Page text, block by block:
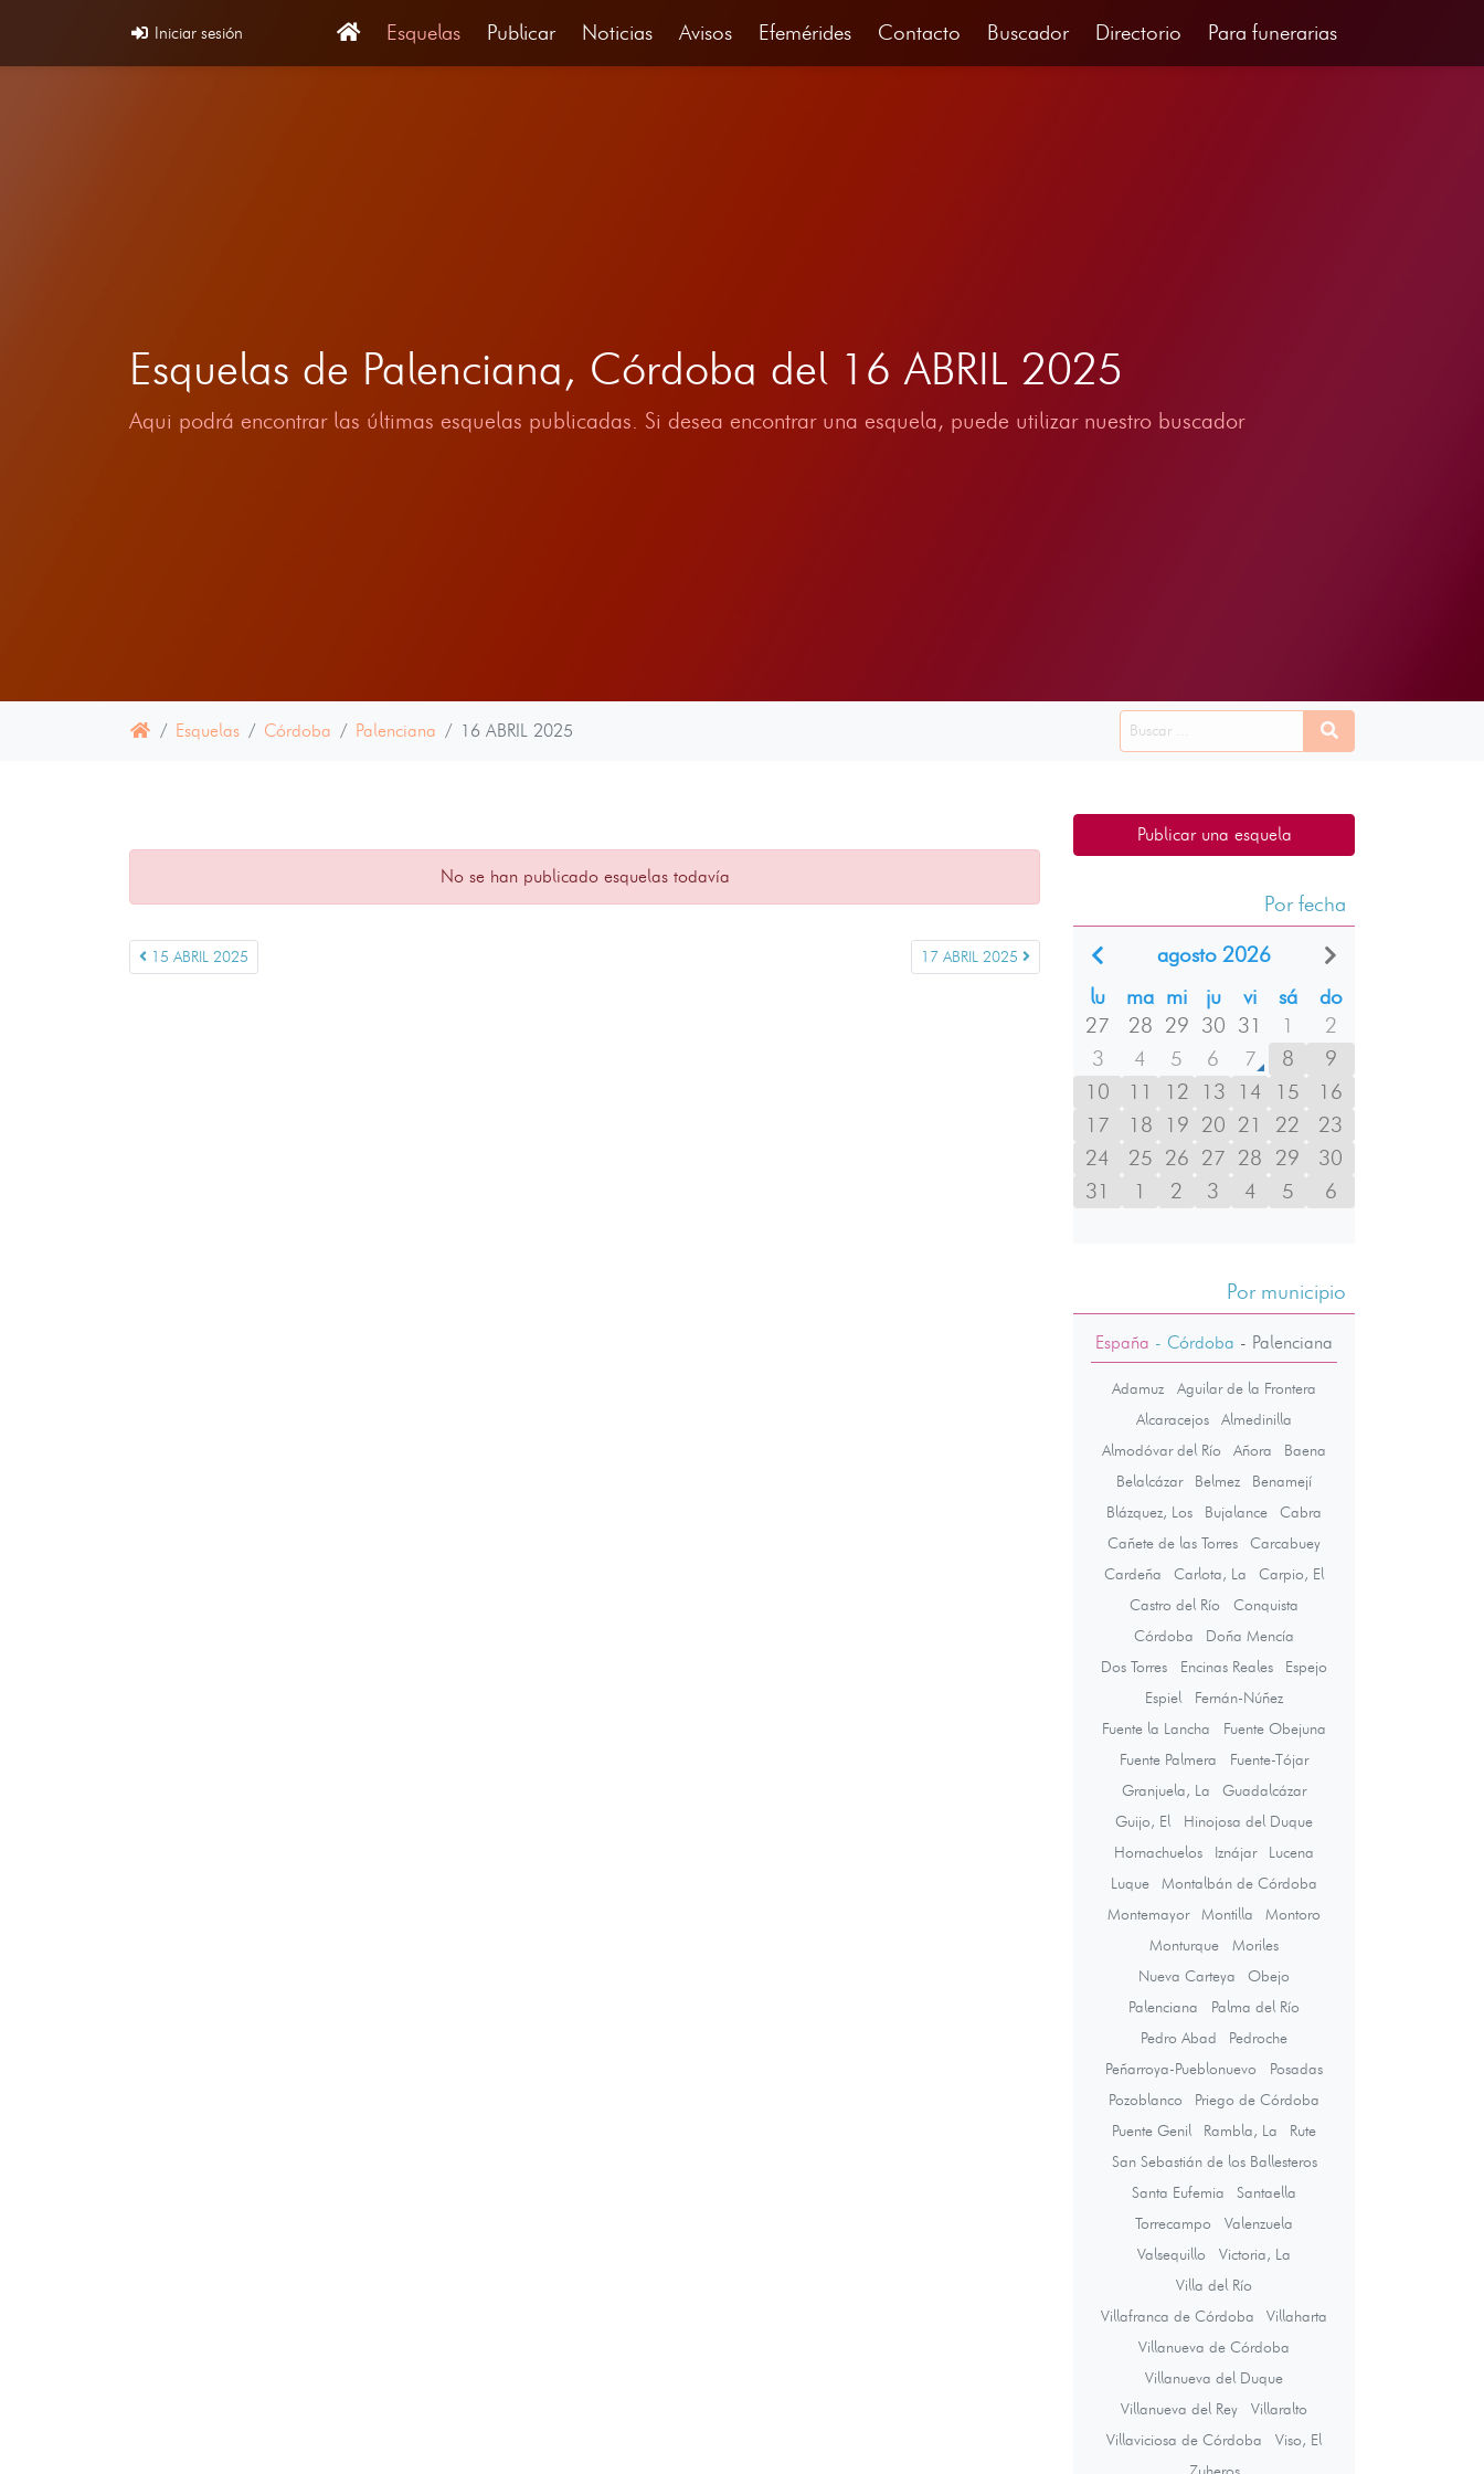
Iniciar sesión Esquelas Publicar Noticias Avisos Efemérides Contacto Buscador Directorio Para funerarias
Esquelas de Palenciana, Córdoba del 16 ABRIL 2025
Aqui podrá encontrar las últimas esquelas publicadas. Si desea encontrar una esquela, puede utilizar nuestro buscador
Esquelas Córdoba Palenciana 16 ABRIL 2025
No se han publicado esquelas todavía
15 ABRIL 2025 17 ABRIL 2025
Publicar una esquela
Por fecha
agosto 2026
lu
ma mi ju vi sá
do
27
28 29 30 31 1
2
3
4 5 6 7 8
9
10
11 12 13 14 15
16
17
18 19 20 21 22
23
24
25 26 27 28 29
30
31
1 2 3 4 5 6
Por municipio
España - Córdoba - Palenciana
Adamuz
Aguilar de la Frontera
Alcaracejos
Almedinilla
Almodóvar del Río
Añora
Baena
Belalcázar
Belmez
Benamejí
Blázquez, Los
Bujalance
Cabra
Cañete de las Torres
Carcabuey
Cardeña
Carlota, La
Carpio, El
Castro del Río
Conquista
Córdoba
Doña Mencía
Dos Torres
Encinas Reales
Espejo
Espiel
Fernán-Núñez
Fuente la Lancha
Fuente Obejuna
Fuente Palmera
Fuente-Tójar
Granjuela, La
Guadalcázar
Guijo, El
Hinojosa del Duque
Hornachuelos
Iznájar
Lucena
Luque
Montalbán de Córdoba
Montemayor
Montilla
Montoro
Monturque
Moriles
Nueva Carteya
Obejo
Palenciana
Palma del Río
Pedro Abad
Pedroche
Peñarroya-Pueblonuevo
Posadas
Pozoblanco
Priego de Córdoba
Puente Genil
Rambla, La
Rute
San Sebastián de los Ballesteros
Santa Eufemia
Santaella
Torrecampo
Valenzuela
Valsequillo
Victoria, La
Villa del Río
Villafranca de Córdoba
Villaharta
Villanueva de Córdoba
Villanueva del Duque
Villanueva del Rey
Villaralto
Villaviciosa de Córdoba
Viso, El